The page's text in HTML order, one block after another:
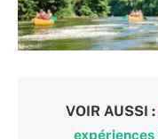
VOIR AUSSI :